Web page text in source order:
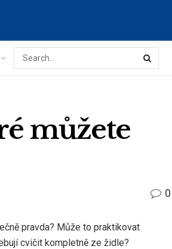
můžete
0
pravda? Může to praktikovat
cvičit kompletně ze židle?